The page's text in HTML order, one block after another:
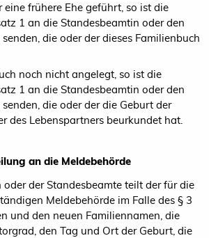
frühere Ehe geführt, so ist die
1 an die Standesbeamtin oder den
die oder der dieses Familienbuch
noch nicht angelegt, so ist die
1 an die Standesbeamtin oder den
die oder der die Geburt der
des Lebenspartners beurkundet hat.
an die Meldebehörde
oder der Standesbeamte teilt der für die
Meldebehörde im Falle des § 3
und den neuen Familiennamen, die
den Tag und Ort der Geburt, die